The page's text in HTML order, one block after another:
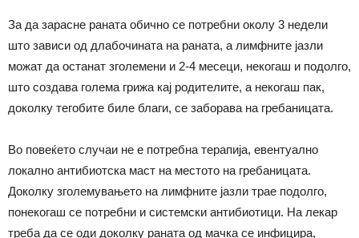
За да зарасне раната обично се потребни околу 3 недели
што зависи од длабочината на раната, а лимфните јазли
можат да останат зголемени и 2-4 месеци, некогаш и подолго,
што создава голема грижа кај родителите, а некогаш пак,
доколку тегобите биле благи, се заборава на гребаницата.
Во повеќето случаи не е потребна терапија, евентуално
локално антибиотска маст на местото на гребаницата.
Доколку зголемувањето на лимфните јазли трае подолго,
понекогаш се потребни и системски антибиотици. На лекар
треба да се оди доколку раната од мачка се инфицира,